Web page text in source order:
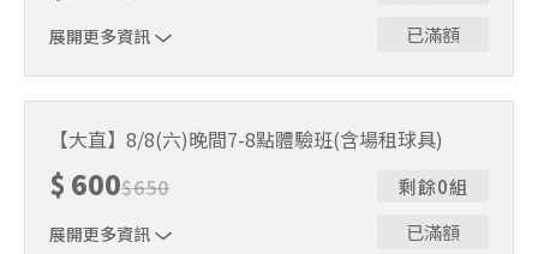
無法上課，僅提供課程延期選項，恕不退費，請參閱【報名
與課程異動規則】。報名後視為您已同意上述規則。
展開更多資訊
已滿額
制。歡迎邀請親友一同報名參加，享受團體運動樂趣！ 如
人數未達開班門檻，或因天候不佳無法如期舉行，POA將視
情況安排延期或併班處理。 ⚠️ 報名完成後，如因天候因素
無法上課，僅提供課程延期選項，恕不退費，請參閱【報名
與課程異動規則】。報名後視為您已同意上述規則。
【大直】8/8(六)晚間7-8點體驗班(含場租球具)
$ 600$650
展開更多資訊
剩餘0組
已滿額